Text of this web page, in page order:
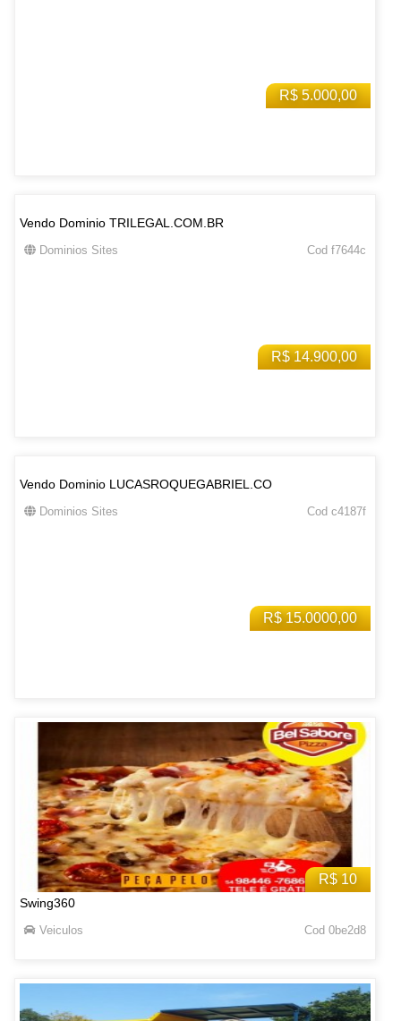
R$ 5.000,00
R$ 14.900,00
Vendo Dominio TRILEGAL.COM.BR
Dominios Sites Cod f7644c
R$ 15.0000,00
Vendo Dominio LUCASROQUEGABRIEL.CO
Dominios Sites Cod c4187f
R$ 10
Swing360
Veiculos Cod 0be2d8